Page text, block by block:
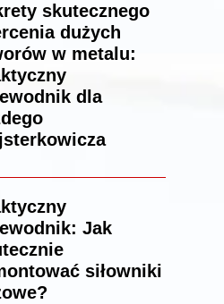
skutecznego
dużych
w metalu:
dla
Jak
siłowniki